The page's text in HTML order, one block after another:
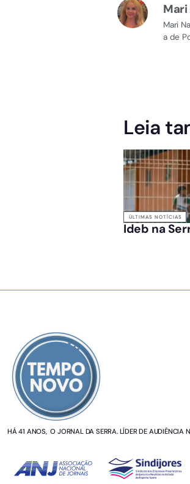
Mari
a de
Leia
ÚLTIMAS NOTÍCIAS
Ideb na
HÁ 41 ANOS, O JORNAL DA SERRA. LÍDER DE AUDIÊNCIA